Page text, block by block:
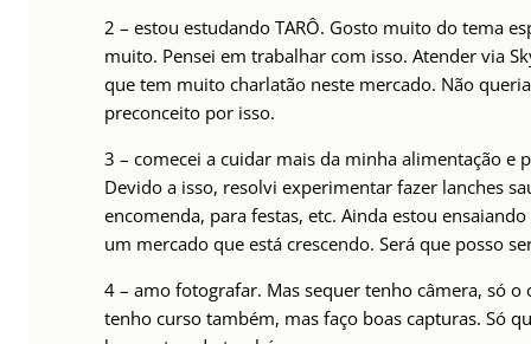
2 – estou estudando TARÔ. Gosto muito do tema
muito. Pensei em trabalhar com isso. Atender via
que tem muito charlatão neste mercado. Não
preconceito por isso.
3 – comecei a cuidar mais da minha alimentação e
Devido a isso, resolvi experimentar fazer lanches
encomenda, para festas, etc. Ainda estou
um mercado que está crescendo. Será que posso
4 – amo fotografar. Mas sequer tenho câmera, só o
tenho curso também, mas faço boas capturas. Só